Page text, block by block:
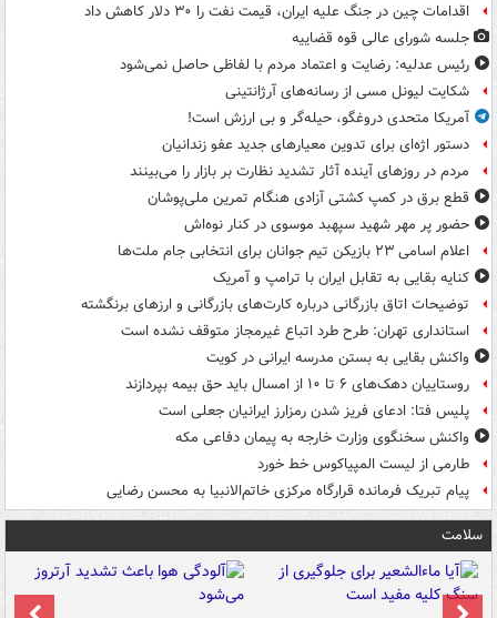
اقدامات چین در جنگ علیه ایران، قیمت نفت را ۳۰ دلار کاهش داد
جلسه شورای عالی قوه قضاییه
رئیس عدلیه: رضایت و اعتماد مردم با لفاظی حاصل نمی‌شود
شکایت لیونل مسی از رسانه‌های آرژانتینی
آمریکا متحدی دروغگو، حیله‌گر و بی ارزش است!
دستور اژه‌ای برای تدوین معیارهای جدید عفو زندانیان
مردم در روزهای آینده آثار تشدید نظارت بر بازار را می‌بینند
قطع برق در کمپ کشتی آزادی هنگام تمرین ملی‌پوشان
حضور پر مهر شهید سپهبد موسوی در کنار نوه‌اش
اعلام اسامی ۲۳ بازیکن تیم جوانان برای انتخابی جام ملت‌ها
کنایه بقایی به تقابل ایران با ترامپ و آمریک
توضیحات اتاق بازرگانی درباره کارت‌های بازرگانی و ارزهای برنگشته
استانداری تهران: طرح طرد اتباع غیرمجاز متوقف نشده است
واکنش بقایی به بستن مدرسه ایرانی در کویت
روستاییان دهک‌های ۶ تا ۱۰ از امسال باید حق بیمه بپردازند
پلیس فتا: ادعای فریز شدن رمزارز ایرانیان جعلی است
واکنش سخنگوی وزارت خارجه به پیمان دفاعی مکه
طارمی از لیست المپیاکوس خط خورد
پیام تبریک فرمانده قرارگاه مرکزی خاتم‌الانبیا به محسن رضایی
سلامت